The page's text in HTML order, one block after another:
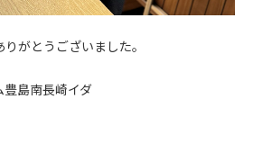
がとうございました。
島南長崎イダ